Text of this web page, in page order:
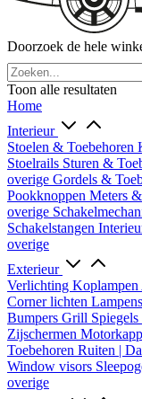
Doorzoek de hele
Toon alle resultaten
Home
Interieur
Stoelen & Toebehoren
Stoelrails Sturen &
overige Gordels &
Pookknoppen Meters
overige
Schakelstangen
overige
Exterieur
Verlichting Koplampen
Corner lichten
Bumpers Grill Spiegels
Zijschermen
Toebehoren Ruiten |
Window visors
overige